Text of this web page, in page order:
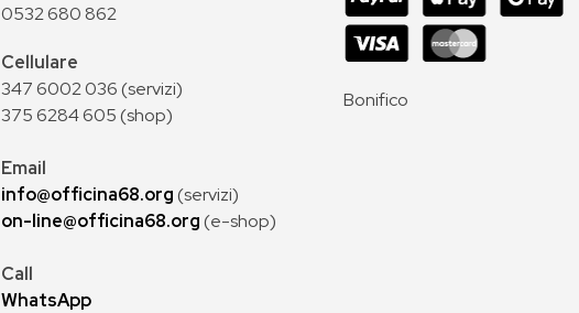
0532 680 862
Cellulare
347 6002 036 (servizi)
375 6284 605 (shop)
Email
info@officina68.org(servizi)
on-line@officina68.org(e-shop)
Call
WhatsApp
Bonifico